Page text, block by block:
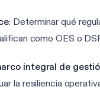
: Determinar qué
como OES o
integral de
la resiliencia